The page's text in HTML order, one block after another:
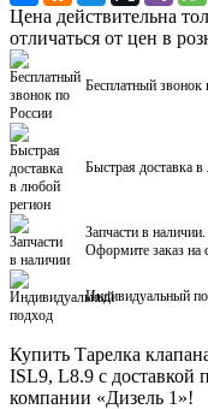
Цена действительна
отличаться от цен в
Бесплатный звонок
Быстрая доставка
Запчасти в наличии.
Оформите заказ на
Индивидуальный
Купить Тарелка
ISL9, L8.9 с доставкой
компании «Дизель 1»!